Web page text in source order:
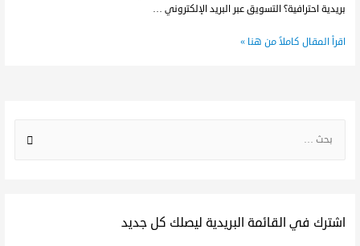
بريدية احترافية؟ التسويق عبر البريد الإلكتروني …
اقرأ المقال كاملاً من هنا »
اشترك في القائمة البريدية ليصلك كل جديد